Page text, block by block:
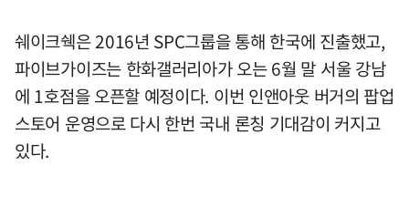
쉐이크쉑은 2016년 SPC그룹을 통해 한국에 진출했고,
파이브가이즈는 한화갤러리아가 오는 6월 말 서울 강남
에 1호점을 오픈할 예정이다. 이번 인앤아웃 버거의 팝업
스토어 운영으로 다시 한번 국내 론칭 기대감이 커지고
있다.